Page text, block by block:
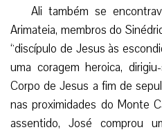
Ali também se
Arimateia, membros do
“discípulo de Jesus às
uma coragem heroica,
Corpo de Jesus a fim de
nas proximidades do Monte
assentido, José comprou